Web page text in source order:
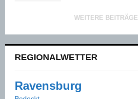
WEITERE BEITRÄGE
REGIONALWETTER
Ravensburg